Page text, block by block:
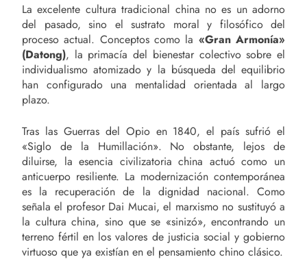
La excelente cultura tradicional china no es un adorno
del pasado, sino el sustrato moral y filosófico del
proceso actual. Conceptos como la «Gran Armonía»
(Datong), la primacía del bienestar colectivo sobre el
individualismo atomizado y la búsqueda del equilibrio
han configurado una mentalidad orientada al largo
plazo.
Tras las Guerras del Opio en 1840, el país sufrió el
«Siglo de la Humillación». No obstante, lejos de
diluirse, la esencia civilizatoria china actuó como un
anticuerpo resiliente. La modernización contemporánea
es la recuperación de la dignidad nacional. Como
señala el profesor Dai Mucai, el marxismo no sustituyó a
la cultura china, sino que se «sinizó», encontrando un
terreno fértil en los valores de justicia social y gobierno
virtuoso que ya existían en el pensamiento chino clásico.